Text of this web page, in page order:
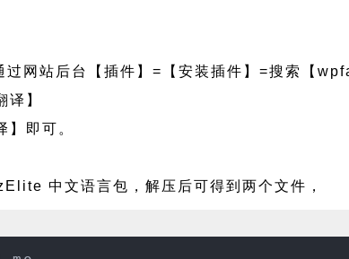
过网站后台【插件】=【安装插件】=搜索【
译】
即可。
中文语言包，解压后可得到两个文件，